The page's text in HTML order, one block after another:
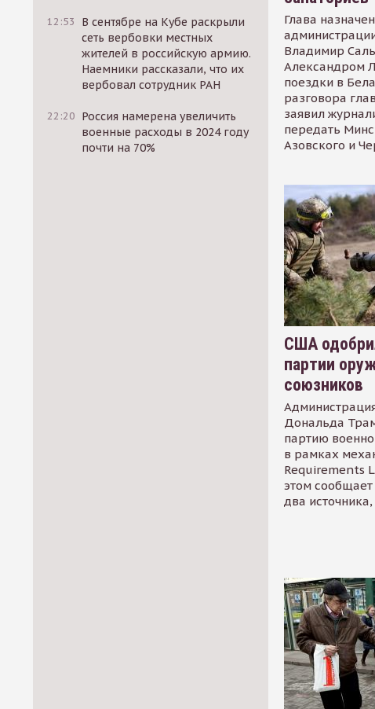
12:53
В сентябре на Кубе раскрыли
сеть вербовки местных
жителей в российскую армию.
Наемники рассказали, что их
вербовал сотрудник РАН
22:20 Россия намерена увеличить
военные расходы в 2024 году
почти на 70%
Глава
Владимир
Александром
поездки в
разговора
заявил
передать
Азовского и
США
партии
союзников
Дональда
партию
в рамках
Requirements
этом
два